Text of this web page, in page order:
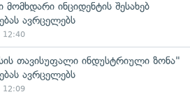
მომხდარი ინციდენტის შესახებ
ავრცელებს
12:40
თავისუფალი ინდუსტრიული ზონა"
ავრცელებს
12:09